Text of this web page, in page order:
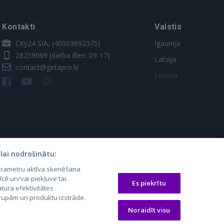
Kontakti
City24 SIA, (40003692375)
28259069 (darba dien. 09-17)
contact@getapro.lv
Valstis
Igaunija
Latvija
Lietuva
auto24.ee
KV.ee
Osta.ee
KuldneBörs.ee
nodrošinātu:
aktīva skenēšana
un/vai piekļuve tai.
efektivitātes
un produktu izstrāde.
Es piekrītu
Noraidīt visu